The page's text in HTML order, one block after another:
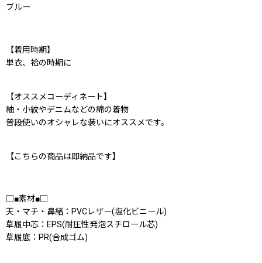
ブルー
【着用時期】
単衣、袷の時期に
【オススメコーディネート】
紬・小紋やデニムなどの綿の着物
普段使いのオシャレな装いにオススメです。
【こちらの商品は即納品です】
□■素材■□
天・マチ・鼻緒：PVCレザー(塩化ビニール)
草履中芯：EPS(耐圧性発泡スチロール芯)
草履底：PR(合成ゴム)